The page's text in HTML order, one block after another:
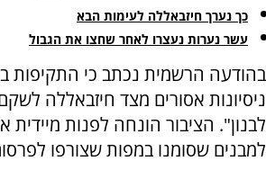
כך נערך חיזבאללה לעימות הבא
עשר נערות נעצרו לאחר שחצו את הגבול
בהודעה הרשמית נכתב כי התקיפות
ניסיונות אסורים מצד חיזבאללה
לבנון". הציבור הונחה לפנות מיידית
למבנים שסומנו במפות שצורפו